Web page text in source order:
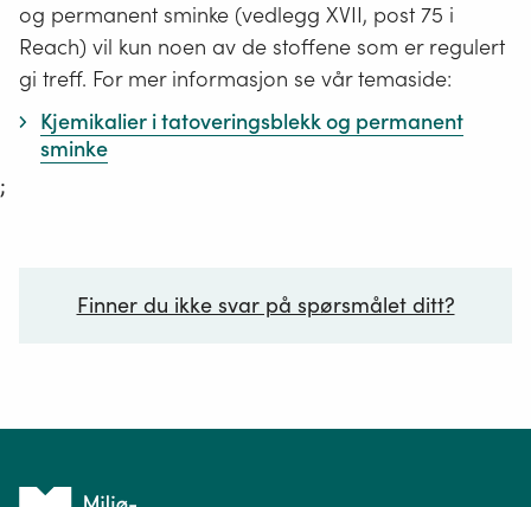
og permanent sminke (vedlegg XVII, post 75 i
Reach) vil kun noen av de stoffene som er regulert
gi treff. For mer informasjon se vår temaside:
Kjemikalier i tatoveringsblekk og permanent
sminke
;
Finner du ikke svar på spørsmålet ditt?
Tilbake